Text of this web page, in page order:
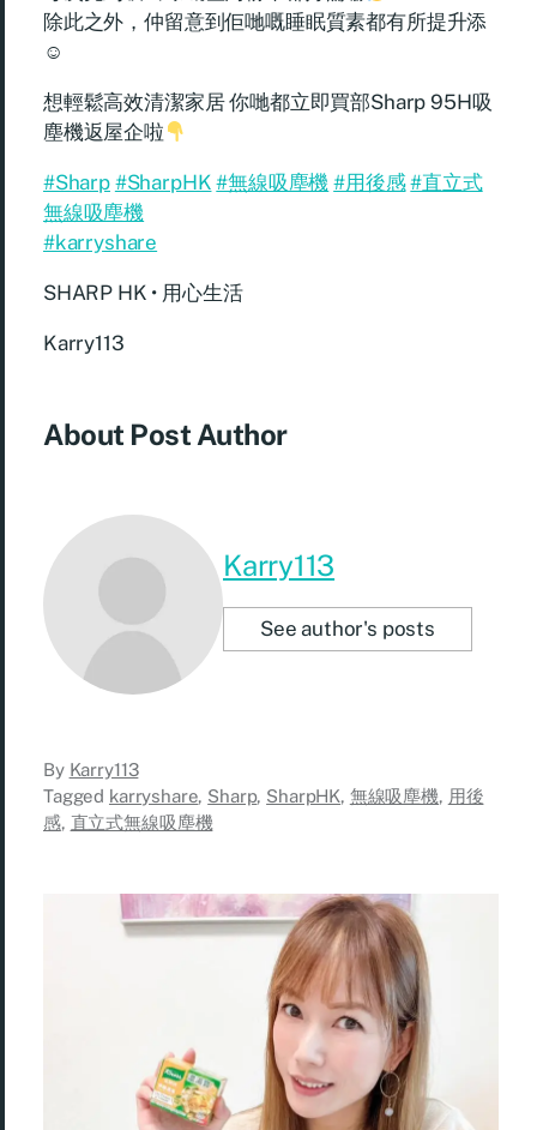
除此之外，仲留意到佢哋嘅睡眠質素都有所提升添
☺
想輕鬆高效清潔家居 你哋都立即買部Sharp 95H吸
塵機返屋企啦
#Sharp #SharpHK #無線吸塵機 #用後感#直立式
無線吸塵機
#karryshare
SHARP HK • 用心生活
Karry113
About Post Author
Karry113
See author's posts
By Karry113
Tagged karryshare, Sharp, SharpHK, 無線吸塵機, 用後
感, 直立式無線吸塵機